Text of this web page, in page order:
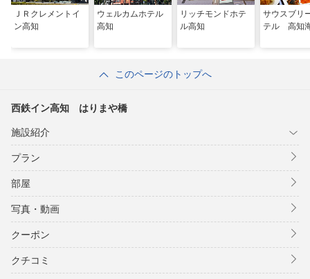
ＪＲクレメントイ
ン高知
ウェルカムホテル
高知
リッチモンドホテ
ル高知
サウスブリ
テル 高知
このページのトップへ
西鉄イン高知 はりまや橋
施設紹介
プラン
部屋
写真・動画
クーポン
クチコミ